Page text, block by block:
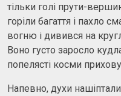
тільки голі прути-
горіли багаття і пахло
вогню і дивився на
Воно густо заросло
попелясті косми
Напевно, духи